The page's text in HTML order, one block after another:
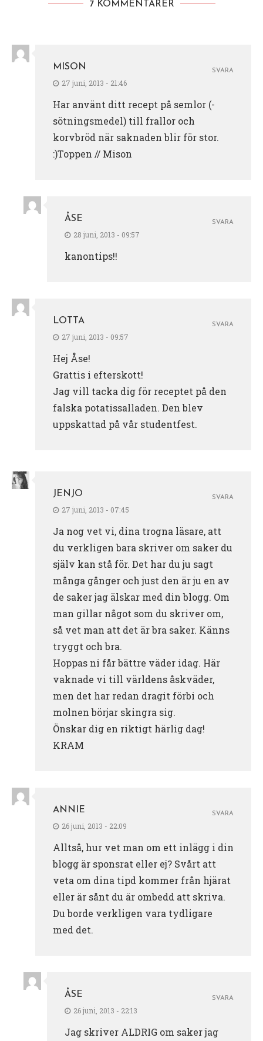
7 KOMMENTARER
MISON
27 juni, 2013 - 21:46
Har använt ditt recept på semlor (-
sötningsmedel) till frallor och
korvbröd när saknaden blir för stor.
:)Toppen // Mison
SVARA
ÅSE
28 juni, 2013 - 09:57
kanontips!!
SVARA
LOTTA
27 juni, 2013 - 09:57
Hej Åse!
Grattis i efterskott!
Jag vill tacka dig för receptet på den
falska potatissalladen. Den blev
uppskattad på vår studentfest.
SVARA
JENJO
27 juni, 2013 - 07:45
Ja nog vet vi, dina trogna läsare, att
du verkligen bara skriver om saker du
själv kan stå för. Det har du ju sagt
många gånger och just den är ju en av
de saker jag älskar med din blogg. Om
man gillar något som du skriver om,
så vet man att det är bra saker. Känns
tryggt och bra.
Hoppas ni får bättre väder idag. Här
vaknade vi till världens åskväder,
men det har redan dragit förbi och
molnen börjar skingra sig.
Önskar dig en riktigt härlig dag!
KRAM
SVARA
ANNIE
26 juni, 2013 - 22:09
Alltså, hur vet man om ett inlägg i din
blogg är sponsrat eller ej? Svårt att
veta om dina tipd kommer från hjärat
eller är sånt du är ombedd att skriva.
Du borde verkligen vara tydligare
med det.
SVARA
ÅSE
26 juni, 2013 - 22:13
Jag skriver ALDRIG om saker jag
SVARA